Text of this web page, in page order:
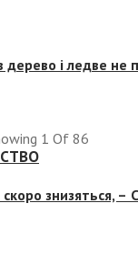
і ледве не
1 Of 86
знизяться, –